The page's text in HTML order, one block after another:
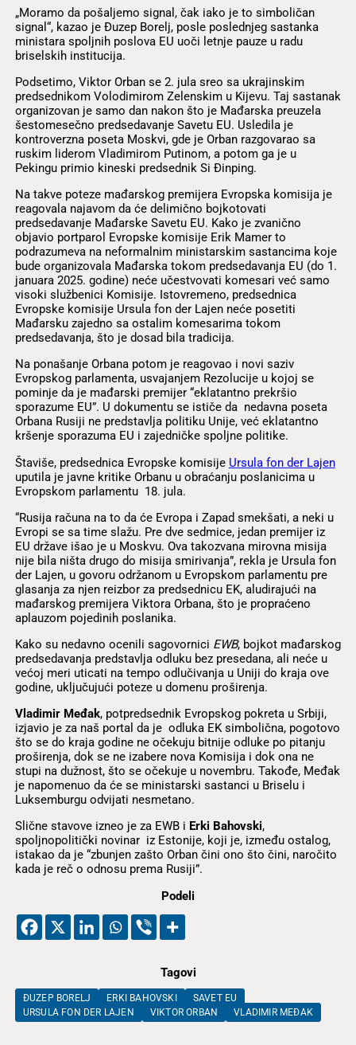
„Moramo da pošaljemo signal, čak iako je to simboličan
signal“, kazao je Đuzep Borelj, posle poslednjeg sastanka
ministara spoljnih poslova EU uoči letnje pauze u radu
briselskih institucija.
Podsetimo, Viktor Orban se 2. jula sreo sa ukrajinskim
predsednikom Volodimirom Zelenskim u Kijevu. Taj sastanak
organizovan je samo dan nakon što je Mađarska preuzela
šestomesečno predsedavanje Savetu EU. Usledila je
kontroverzna poseta Moskvi, gde je Orban razgovarao sa
ruskim liderom Vladimirom Putinom, a potom ga je u
Pekingu primio kineski predsednik Si Đinping.
Na takve poteze mađarskog premijera Evropska komisija je
reagovala najavom da će delimično bojkotovati
predsedavanje Mađarske Savetu EU. Kako je zvanično
objavio portparol Evropske komisije Erik Mamer to
podrazumeva na neformalnim ministarskim sastancima koje
bude organizovala Mađarska tokom predsedavanja EU (do 1.
januara 2025. godine) neće učestvovati komesari već samo
visoki službenici Komisije. Istovremeno, predsednica
Evropske komisije Ursula fon der Lajen neće posetiti
Mađarsku zajedno sa ostalim komesarima tokom
predsedavanja, što je dosad bila tradicija.
Na ponašanje Orbana potom je reagovao i novi saziv
Evropskog parlamenta, usvajanjem Rezolucije u kojoj se
pominje da je mađarski premijer “eklatantno prekršio
sporazume EU”. U dokumentu se ističe da nedavna poseta
Orbana Rusiji ne predstavlja politiku Unije, već eklatantno
kršenje sporazuma EU i zajedničke spoljne politike.
Štaviše, predsednica Evropske komisije Ursula fon der Lajen
uputila je javne kritike Orbanu u obraćanju poslanicima u
Evropskom parlamentu 18. jula.
“Rusija računa na to da će Evropa i Zapad smekšati, a neki u
Evropi se sa time slažu. Pre dve sedmice, jedan premijer iz
EU države išao je u Moskvu. Ova takozvana mirovna misija
nije bila ništa drugo do misija smirivanja”, rekla je Ursula fon
der Lajen, u govoru održanom u Evropskom parlamentu pre
glasanja za njen reizbor za predsednicu EK, aludirajući na
mađarskog premijera Viktora Orbana, što je propraćeno
aplauzom pojedinih poslanika.
Kako su nedavno ocenili sagovornici EWB, bojkot mađarskog
predsedavanja predstavlja odluku bez presedana, ali neće u
većoj meri uticati na tempo odlučivanja u Uniji do kraja ove
godine, uključujući poteze u domenu proširenja.
Vladimir Međak, potpredsednik Evropskog pokreta u Srbiji,
izjavio je za naš portal da je odluka EK simbolična, pogotovo
što se do kraja godine ne očekuju bitnije odluke po pitanju
proširenja, dok se ne izabere nova Komisija i dok ona ne
stupi na dužnost, što se očekuje u novembru. Takođe, Međak
je napomenuo da će se ministarski sastanci u Briselu i
Luksemburgu odvijati nesmetano.
Slične stavove izneo je za EWB i Erki Bahovski,
spoljnopolitički novinar iz Estonije, koji je, između ostalog,
istakao da je “zbunjen zašto Orban čini ono što čini, naročito
kada je reč o odnosu prema Rusiji”.
Podeli
Tagovi
ĐUZEP BORELJ ERKI BAHOVSKI
SAVET EU
URSULA FON DER LAJEN
VIKTOR ORBAN VLADIMIR MEĐAK